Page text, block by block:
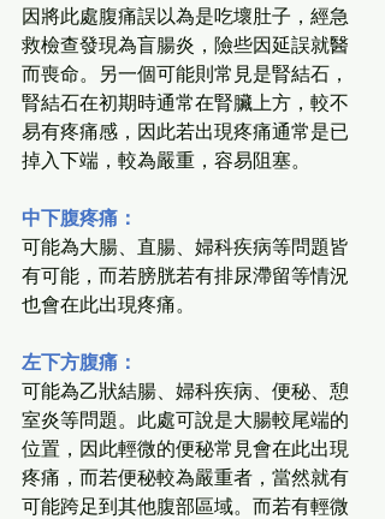
因將此處腹痛誤以為是吃壞肚子，經急
救檢查發現為盲腸炎，險些因延誤就醫
而喪命。另一個可能則常見是腎結石，
腎結石在初期時通常在腎臟上方，較不
易有疼痛感，因此若出現疼痛通常是已
掉入下端，較為嚴重，容易阻塞。
中下腹疼痛：
可能為大腸、直腸、婦科疾病等問題皆
有可能，而若膀胱若有排尿滯留等情況
也會在此出現疼痛。
左下方腹痛：
可能為乙狀結腸、婦科疾病、便秘、憩
室炎等問題。此處可說是大腸較尾端的
位置，因此輕微的便秘常見會在此出現
疼痛，而若便秘較為嚴重者，當然就有
可能跨足到其他腹部區域。而若有輕微